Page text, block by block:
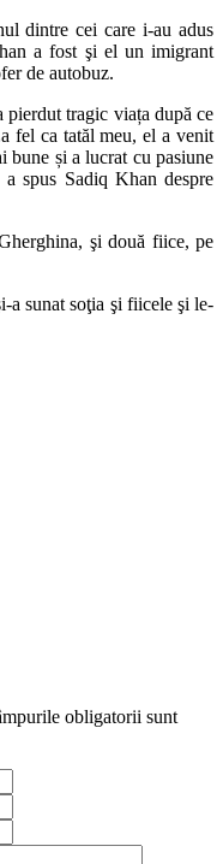
dintre cei care i-au adus
a fost şi el un imigrant
de autobuz.
pierdut tragic viața după ce
fel ca tatăl meu, el a venit
bune și a lucrat cu pasiune
spus Sadiq Khan despre
şi două fiice, pe
a sunat soţia şi fiicele şi le-
obligatorii sunt